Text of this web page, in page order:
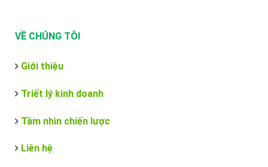
VỀ CHÚNG TÔI
Giới thiệu
Triết lý kinh doanh
Tầm nhìn chiến lược
Liên hệ